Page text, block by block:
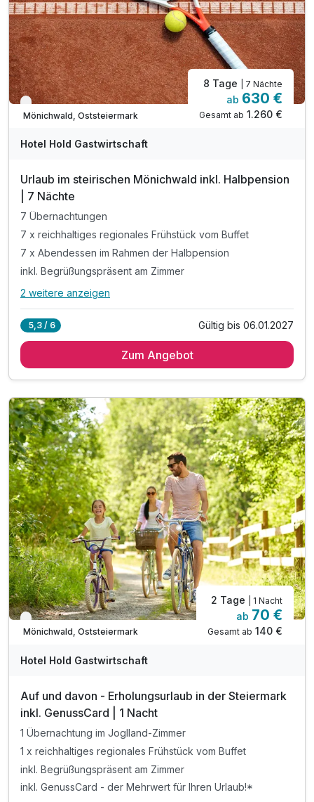
Verfügbar bis Dezember
Mönichwald, Oststeiermark
8 Tage | 7 Nächte
ab 630 €
Gesamt ab 1.260 €
Hotel Hold Gastwirtschaft
Urlaub im steirischen Mönichwald inkl. Halbpension
| 7 Nächte
7 Übernachtungen
7 x reichhaltiges regionales Frühstück vom Buffet
7 x Abendessen im Rahmen der Halbpension
inkl. Begrüßungspräsent am Zimmer
Alle Inklusivleistungen
7 x reichhaltiges regionales Frühstück vom Buffet
inkl. GenussCard - der Mehrwert für Ihren Urlaub!*
inkl. Parkplatz & W-LAN Nutzung
2 weitere anzeigen
5,3 / 6 Gültig bis 06.01.2027
Zum Angebot
Verfügbar bis Januar
Mönichwald, Oststeiermark
2 Tage | 1 Nacht
ab 70 €
Gesamt ab 140 €
Hotel Hold Gastwirtschaft
Auf und davon - Erholungsurlaub in der Steiermark
inkl. GenussCard | 1 Nacht
1 Übernachtung im Joglland-Zimmer
1 x reichhaltiges regionales Frühstück vom Buffet
inkl. Begrüßungspräsent am Zimmer
inkl. GenussCard - der Mehrwert für Ihren Urlaub!*